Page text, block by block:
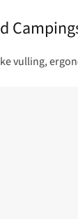
vulling,